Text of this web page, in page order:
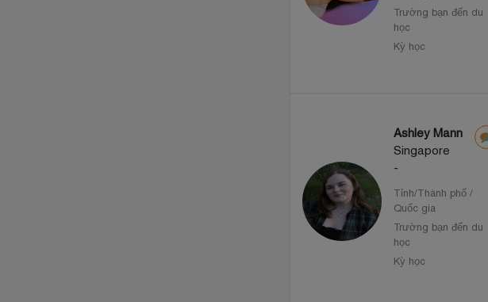
Trường bạn đến du
học
Kỳ học
Ashley Mann
Singapore
-
Tỉnh/Thành phố /
Quốc gia
Trường bạn đến du
học
Kỳ học